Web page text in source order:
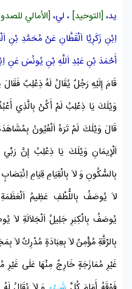
يد، [التوحيد] ، لي، [الأمالي
اِبْنِ زَكَرِيَّا اَلْقَطَّانِ عَنْ مُحَمَّدِ بْنِ
أَحْمَدَ بْنِ عَبْدِ اَللَّهِ بْنِ يُونُسَعَنِ
قَامَ إِلَيْهِ رَجُلٌ يُقَالُ لَهُذِعْلِبٌ فَقَالَ
وَيْلَكَ يَا ذِعْلِبُلَمْ أَكُنْ بِالَّذِي
قَالَ وَيْلَكَ لَمْ تَرَهُ اَلْعُيُونُ
اَلْإِيمَانِ وَيْلَكَ يَاذِعْلِبُ إِنَّ رَبِّي
بِالسُّكُونِ وَ لاَ بِالْقِيَامِ قِيَامِ
لاَ يُوصَفُ بِاللُّطْفِ عَظِيمُ اَلْعَظَمَةِ
يُوصَفُ بِالْكِبَرِ جَلِيلُ اَلْجَلاَلَةِ
بِالرِّقَّةِ مُؤْمِنٌ لاَ بِعِبَادَةٍ مُدْرِكٌ لاَ
غَيْرِ مُمَازَجَةٍ خَارِجٌ مِنْهَا عَلَى غَيْرِ